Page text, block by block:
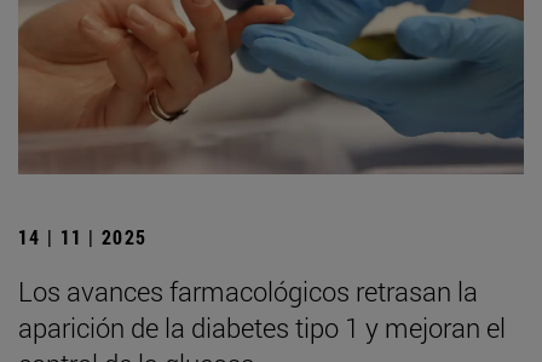
14 | 11 | 2025
Los avances farmacológicos retrasan la
aparición de la diabetes tipo 1 y mejoran el